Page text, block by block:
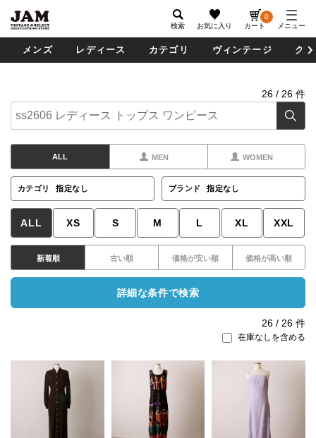
検索 お気に入り カート
0
メニュー
メンズ レディース カテゴリ ヴィンテージ グ
26 / 26 件
ALL MEN WOMEN
カテゴリ 指定なし ブランド 指定なし
ALL XS S M L XL XXL
新着順 古い順 価格が安い順 価格が高い順
詳細な条件で検索
26 / 26 件
在庫なしを含める